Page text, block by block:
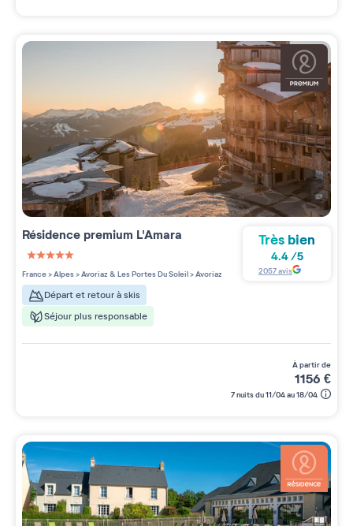
Résidence premium L'Amara
5 étoiles sur 5
France>Alpes>Avoriaz & Les Portes Du Soleil>Avoriaz
Départ et retour à skis
Séjour plus responsable
Très bien
4.4/5
2057avis
à partir de
1156 €
7 nuits du 11/04 au 18/04